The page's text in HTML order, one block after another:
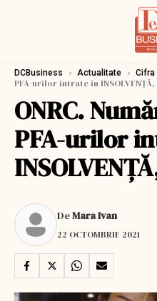
DCBusiness › Actualitate › Cifra
PFA-urilor intrate în
ONRC.
PFA-urilor
DeMara Ivan
22 OCTOMBRIE 2021